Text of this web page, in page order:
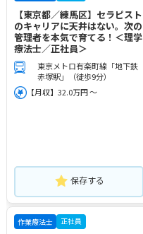
【東京都／練馬区】セラピスト
のキャリアに天井はない。次の
管理者を本気で育てる！＜理学
療法士／正社員＞
東京メトロ有楽町線「地下鉄
赤塚駅」（徒歩9分）
【月収】32.0万円 ～
保存する
作業療法士 正社員